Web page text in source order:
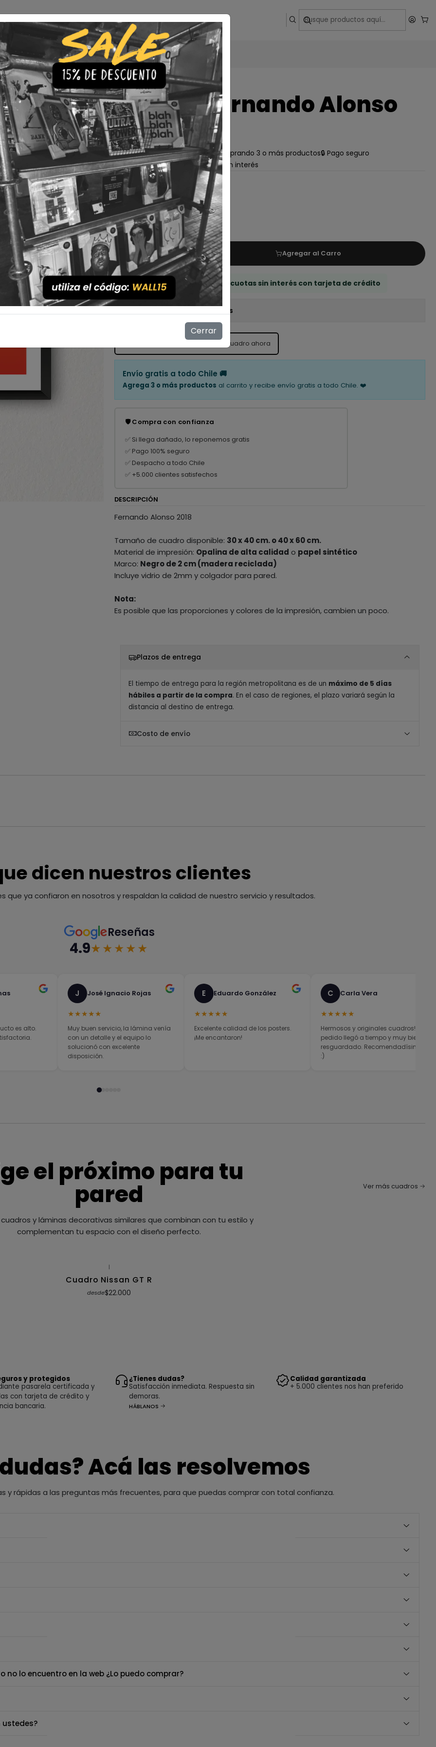
IluminaciónPrecios de cuadros & láminasPlazos de Entrega
|Cuadro Fernando Alonso
2018
🇨🇱 Envío gratis a todo Chile comprando 3 o más productos🔒 Pago seguro
💎 Calidad Premium
💳 3 Cuotas sin interés
TAMAÑO
30x40 40x60
LÁMINA
Con Marco Sin Marco
Cantidad
Agregar al Carro
💳 Compra ahora y paga en 3 cuotas sin interés con tarjeta de crédito
Mostrar stock de ubicaciones
personas están viendo este cuadro ahora
Envío gratis a todo Chile 🚚
Agrega 3 o más productos al carrito y recibe envío gratis a todo Chile. ❤️
🛡️ Compra con confianza
✅ Si llega dañado, lo reponemos gratis
✅ Pago 100% seguro
✅ Despacho a todo Chile
✅ +5.000 clientes satisfechos
DESCRIPCIÓN
Fernando Alonso 2018
Tamaño de cuadro disponible: 30 x 40 cm. o 40 x 60 cm.
Material de impresión: Opalina de alta calidad o papel sintético
Marco: Negro de 2 cm (madera reciclada)
Incluye vidrio de 2mm y colgador para pared.
Nota:
Es posible que las proporciones y colores de la impresión, cambien un poco.
Plazos de entrega
El tiempo de entrega para la región metropolitana es de un máximo de 5 días
hábiles a partir de la compra. En el caso de regiones, el plazo variará según la
distancia al destino de entrega.
Costo de envío
dicen nuestros clientes
que ya confiaron en nosotros y respaldan la calidad de nuestro servicio y resultados.
Reseñas
4.9★★★★★
es alto.
J José Ignacio Rojas
★★★★★
Muy buen servicio, la lámina venía
con un detalle y el equipo lo
solucionó con excelente
disposición.
E Eduardo González
★★★★★
Excelente calidad de los posters.
¡Me encantaron!
C Carla Vera
★★★★★
Hermosos y originales cuadros! El
pedido llegó a tiempo y muy bien
resguardado. Recomendadísimos
:)
el próximo para tu
pared
y láminas decorativas similares que combinan con tu estilo y
complementan tu espacio con el diseño perfecto.
Ver más cuadros
|
Cuadro Nissan GT R
desde$22.000
y protegidos
pasarela certificada y
con tarjeta de crédito y
bancaria.
¿Tienes dudas?
Satisfacción inmediata. Respuesta sin
demoras.
HÁBLANOS
Calidad garantizada
+ 5.000 clientes nos han preferido
Acá las resolvemos
y rápidas a las preguntas más frecuentes, para que puedas comprar con total confianza.
lo encuentro en la web ¿Lo puedo comprar?
Cerrar